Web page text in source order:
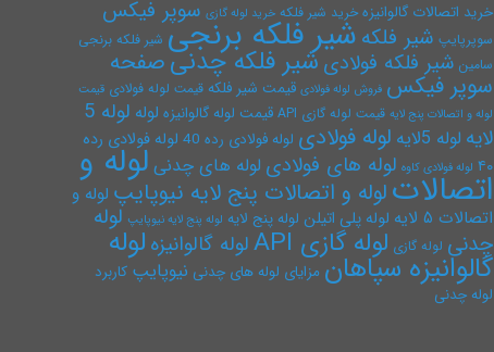
خرید اتصالات گالوانیزه خرید شیر فلکه خرید لوله گازی سوپر فیکس
سوپرپایپ شیر فلکه شیر فلکه برنجی شیر فلکه برنجی
سامین شیر فلکه فولادیشیر فلکه چدنیصفحه
سوپر فیکس فروش لوله فولادی قیمت شیر فلکه قیمت لوله فولادی قیمت
لوله و اتصالات پنج لایه قیمت لوله گازی API قیمت لوله گالوانیزه لوله
لوله 5
لایه لوله 5لایه لوله فولادی لوله فولادی رده 40
لوله فولادی رده
۴۰ لوله فولادی کاوه لوله های فولادی لوله های چدنی لوله و
اتصالاتلوله و اتصالات پنج لایه نیوپایپ لوله و
اتصالات ۵ لایه
لوله پلی اتیلن لوله پنج لایه لوله پنج لایه نیوپایپ لوله
چدنی لوله گازی لوله گازی API لوله گالوانیزه لوله
گالوانیزه سپاهان مزایای لوله های چدنی نیوپایپ کاربرد
لوله چدنی